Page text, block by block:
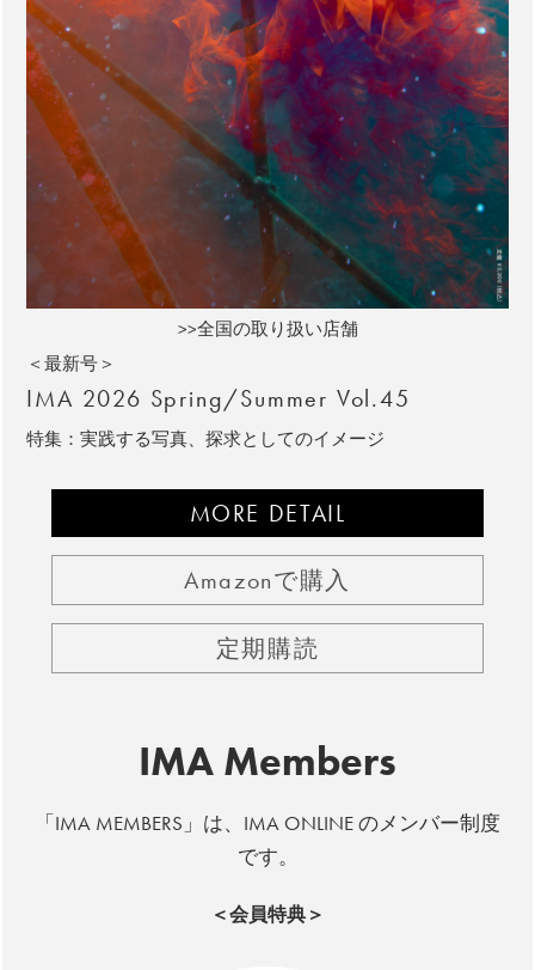
>>全国の取り扱い店舗
＜最新号＞
IMA 2026 Spring/Summer Vol.45
特集：実践する写真、探求としてのイメージ
MORE DETAIL
Amazonで購入
定期購読
IMA Members
「IMA MEMBERS」は、IMA ONLINE のメンバー制度
です。
＜会員特典＞